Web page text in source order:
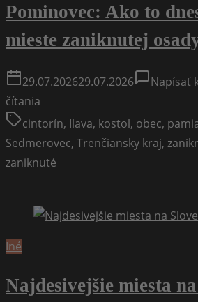
Pominovec: Ako to
mieste zaniknutej
29.07.202629.07.2026 Napísať
čítania
cintorín, Ilava, kostol, obec,
Sedmerovec, Trenčiansky kraj,
zaniknuté
Iné
Najdesivejšie miesta